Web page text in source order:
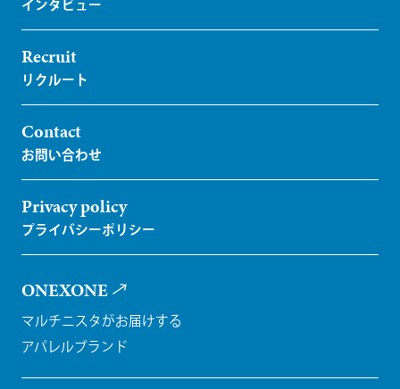
Recruit
Contact
Privacy policy
ONEXONE
マルチニスタがお届けする
アパレルブランド